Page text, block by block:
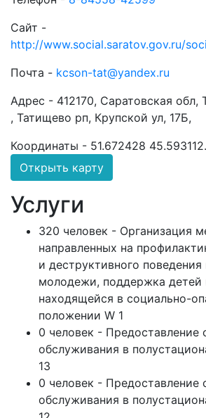
Сайт -
http://www.social.saratov.gov.ru/
Почта - kcson-tat@yandex.ru
Адрес - 412170, Саратовская обл,
, Татищево рп, Крупской ул, 17Б,
Координаты - 51.672428 45.593112.
Открыть карту
Услуги
320 человек - Организация
направленных на
и деструктивного
молодежи, поддержка
находящейся в социально-
положении W 1
0 человек - Предоставление
обслуживания в
13
0 человек - Предоставление
обслуживания в